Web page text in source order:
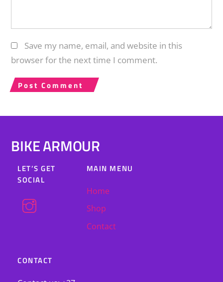
Save my name, email, and website in this
browser for the next time I comment.
BIKE ARMOUR
LET’S GET
SOCIAL
MAIN MENU
Home
Shop
Contact
CONTACT